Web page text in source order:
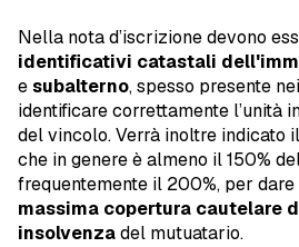
Nella nota d’iscrizione devono
identificativi catastali
esubalterno, spesso presente
identificare correttamente l’unità
del vincolo. Verrà inoltre indicato il
che in genere è almeno il 150%
frequentemente il 200%, per
massima copertura cautelare
insolvenzadel mutuatario.